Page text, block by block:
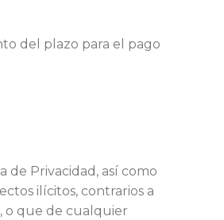
del plazo para el pago
de Privacidad, así como
ilícitos, contrarios a
o que de cualquier